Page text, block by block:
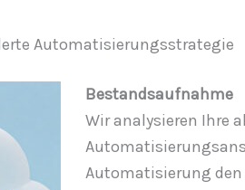
Automatisierungsstrategie
Bestandsaufnahme
Wir analysieren Ihre
Automatisierung